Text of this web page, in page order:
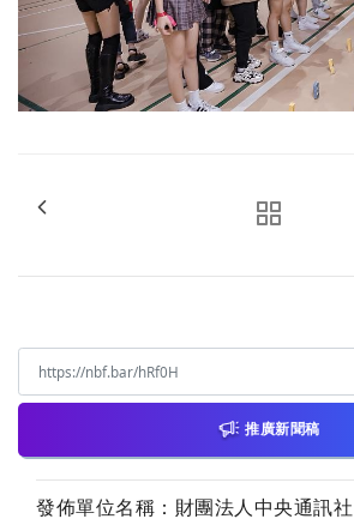
推廣新聞稿
發佈單位名稱：財團法人中央通訊社